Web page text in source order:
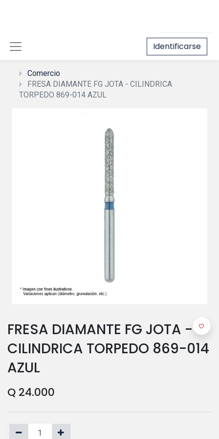
Identificarse
Comercio
FRESA DIAMANTE FG JOTA - CILINDRICA
TORPEDO 869-014 AZUL
FRESA DIAMANTE FG JOTA -
CILINDRICA TORPEDO 869-014
AZUL
Q 24.000